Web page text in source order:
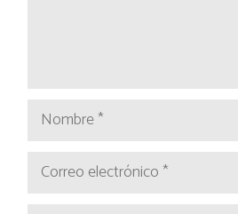
Nombre
Correo
electrónico